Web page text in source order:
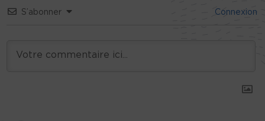
S’abonner Connexion